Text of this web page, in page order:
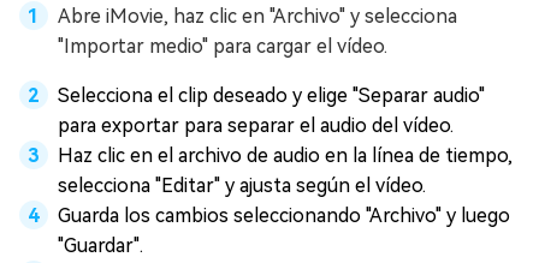
Abre iMovie, haz clic en "Archivo" y selecciona
"Importar medio" para cargar el vídeo.
Selecciona el clip deseado y elige "Separar audio"
para exportar para separar el audio del vídeo.
Haz clic en el archivo de audio en la línea de tiempo,
selecciona "Editar" y ajusta según el vídeo.
Guarda los cambios seleccionando "Archivo" y luego
"Guardar".